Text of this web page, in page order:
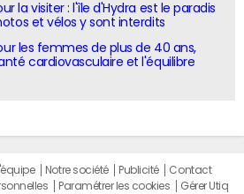
la visiter : l'île d'Hydra est le paradis
et vélos y sont interdits
les femmes de plus de 40 ans,
cardiovasculaire et l'équilibre
L'équipe Notre société Publicité
Contact
Paramétrer les cookies
Gérer Utiq